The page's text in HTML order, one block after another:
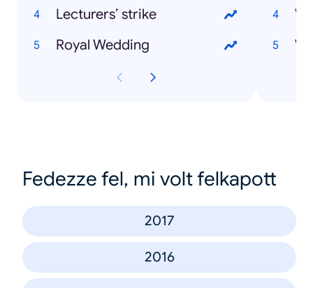
Lecturers’ strike
Royal Wedding
Fedezze fel, mi volt felkapott
2017
2016